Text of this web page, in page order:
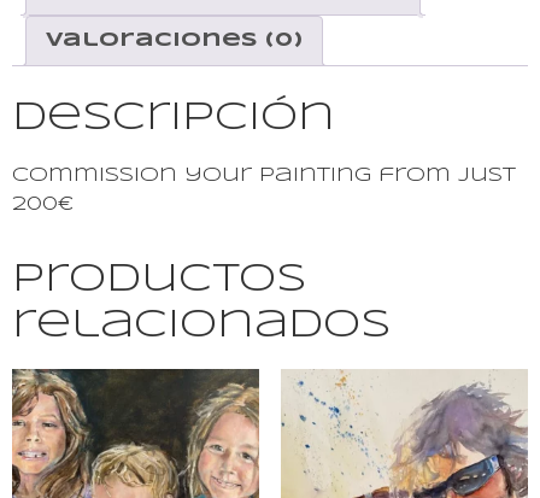
Valoraciones (0)
Descripción
Commission your painting from just
200€
Productos
relacionados